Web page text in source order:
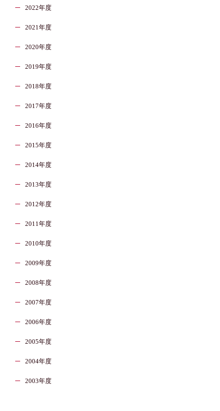
2022年度
2021年度
2020年度
2019年度
2018年度
2017年度
2016年度
2015年度
2014年度
2013年度
2012年度
2011年度
2010年度
2009年度
2008年度
2007年度
2006年度
2005年度
2004年度
2003年度